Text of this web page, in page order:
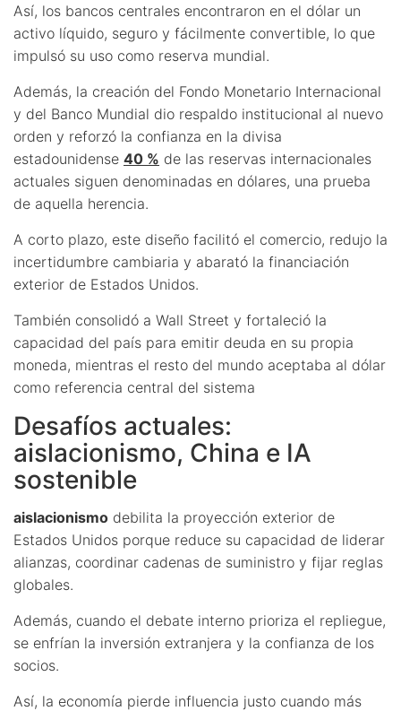
Así, los bancos centrales encontraron en el dólar un
activo líquido, seguro y fácilmente convertible, lo que
impulsó su uso como reserva mundial.
Además, la creación del Fondo Monetario Internacional
y del Banco Mundial dio respaldo institucional al nuevo
orden y reforzó la confianza en la divisa
estadounidense 40 % de las reservas internacionales
actuales siguen denominadas en dólares, una prueba
de aquella herencia.
A corto plazo, este diseño facilitó el comercio, redujo la
incertidumbre cambiaria y abarató la financiación
exterior de Estados Unidos.
También consolidó a Wall Street y fortaleció la
capacidad del país para emitir deuda en su propia
moneda, mientras el resto del mundo aceptaba al dólar
como referencia central del sistema
Desafíos actuales:
aislacionismo, China e IA
sostenible
aislacionismo debilita la proyección exterior de
Estados Unidos porque reduce su capacidad de liderar
alianzas, coordinar cadenas de suministro y fijar reglas
globales.
Además, cuando el debate interno prioriza el repliegue,
se enfrían la inversión extranjera y la confianza de los
socios.
Así, la economía pierde influencia justo cuando más